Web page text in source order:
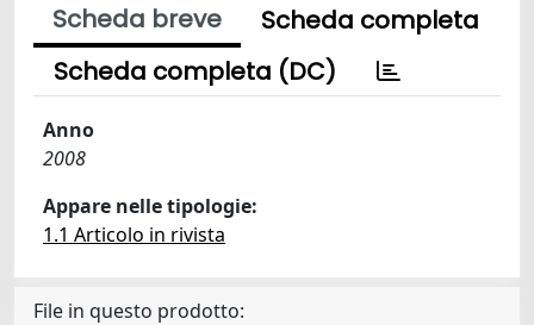
Scheda breve
Scheda completa
Scheda completa (DC)
Anno
2008
Appare nelle tipologie:
1.1 Articolo in rivista
File in questo prodotto: